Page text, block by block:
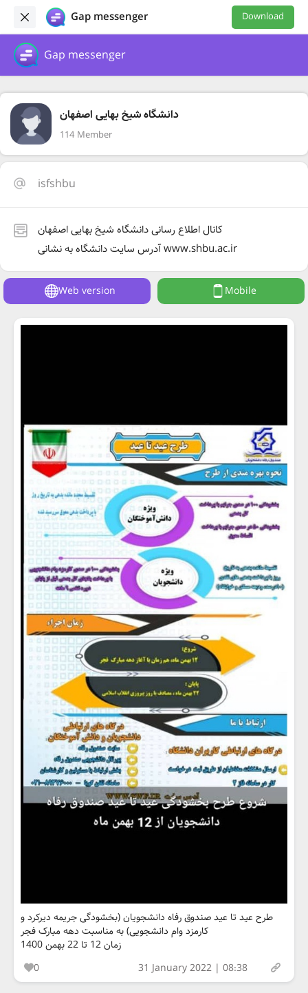
Gap messenger Download
Gap messenger
دانشگاه شیخ بهایی اصفهان
114 Member
isfshbu
کانال اطلاع رسانی دانشگاه شیخ بهایی اصفهان
آدرس سایت دانشگاه به نشانی www.shbu.ac.ir
Web version Mobile
طرح عید تا عید صندوق رفاه دانشجویان (بخشودگی جریمه دیرکرد و
کارمزد وام دانشجویی) به مناسبت دهه مبارک فجر
زمان 12 تا 22 بهمن 1400
0
31 January 2022 | 08:38